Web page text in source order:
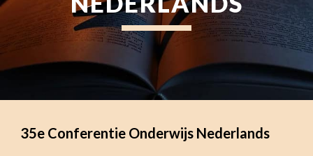
35e Conferentie Onderwijs Nederlands